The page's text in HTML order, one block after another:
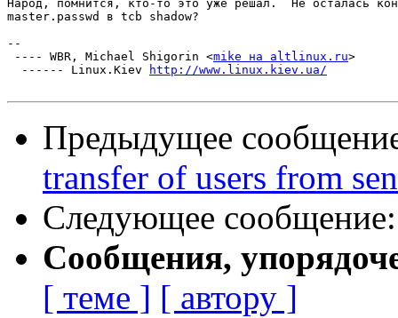
Народ, помнится, кто-то это уже решал.  Не осталась
master.passwd в tcb shadow?
--
---- WBR, Michael Shigorin <mike на altlinux.ru>
  ------ Linux.Kiev
http://www.linux.kiev.ua/
Предыдущее
transfer of users from
Следующее
Сообщения,
[ теме ] [ автору ]